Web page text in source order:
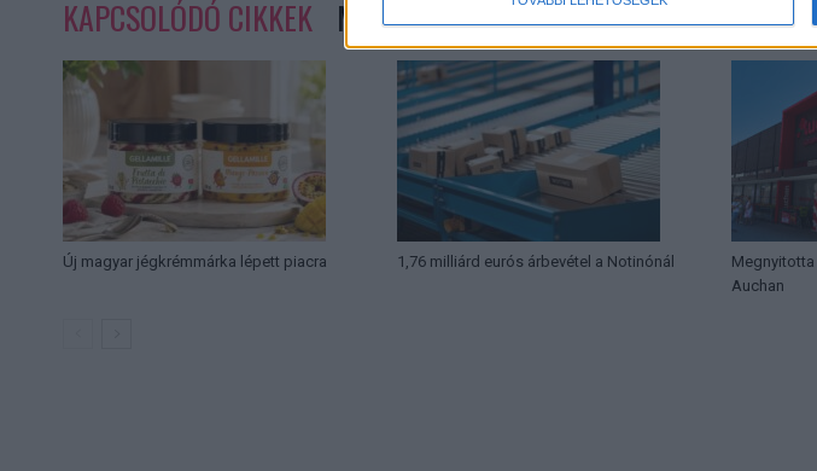
KAPCSOLÓDÓ CIKKEK MORE FROM AUTHOR
Új magyar jégkrémmárka lépett piacra 1,76 milliárd eurós árbevétel a Notinónál
Auchan